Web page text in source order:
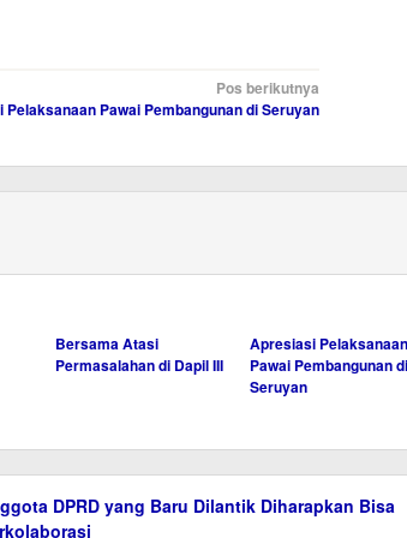
Pos berikutnya
Pawai Pembangunan di Seruyan
Bersama Atasi
Permasalahan di Dapil III
Apresiasi Pelaksanaan
Pawai Pembangunan di
Seruyan
DPRD yang Baru Dilantik Diharapkan Bisa